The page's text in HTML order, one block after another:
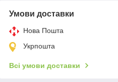
Умови доставки
Нова Пошта
Укрпошта
Всі умови доставки